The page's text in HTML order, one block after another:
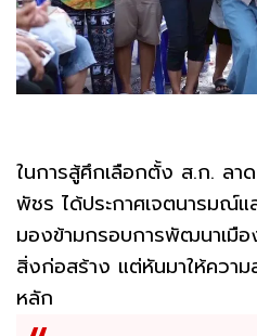
ในการสู้ศึกเลือกตั้ง ส.ก. ล
พัชร ได้ประกาศเจตนารมณ์
มองข้ามกรอบการพัฒนาเมือ
สิ่งก่อสร้าง แต่หันมาให้ควา
หลัก